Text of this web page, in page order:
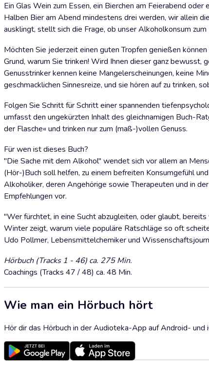
Ein Glas Wein zum Essen, ein Bierchen am Feierabend
Halben Bier am Abend mindestens drei werden, wir allein
ausklingt, stellt sich die Frage, ob unser Alkoholkonsum
Möchten Sie jederzeit einen guten Tropfen genießen
Grund, warum Sie trinken! Wird Ihnen dieser ganz bewusst,
Genusstrinker kennen keine Mangelerscheinungen, keine
geschmacklichen Sinnesreize, und sie hören auf zu trinken,
Folgen Sie Schritt für Schritt einer spannenden
umfasst den ungekürzten Inhalt des gleichnamigen Buch-
der Flasche« und trinken nur zum (maß-)vollen Genuss.
Für wen ist dieses Buch?
"Die Sache mit dem Alkohol" wendet sich vor allem an
(Hör-)Buch soll helfen, zu einem befreiten Konsumgefühl
Alkoholiker, deren Angehörige sowie Therapeuten und in
Empfehlungen vor.
"Wer fürchtet, in eine Sucht abzugleiten, oder glaubt,
Winter zeigt, warum viele populäre Ratschläge so oft
Udo Pollmer, Lebensmittelchemiker und
Hörbuch (Tracks 1 - 46) ca. 275 Min.
Coachings (Tracks 47 / 48) ca. 48 Min.
Wie man ein Hörbuch hört
Hör dir das Hörbuch in der Audioteka-App auf Android- und